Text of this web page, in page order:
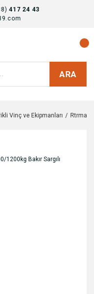
417 24 43
ARA
Vinç ve Ekipmanları Rtrmax